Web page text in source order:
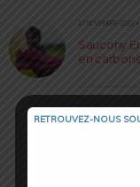
27 NOVEMBRE 2022
Saucony
en
RETROUVEZ-NOUS